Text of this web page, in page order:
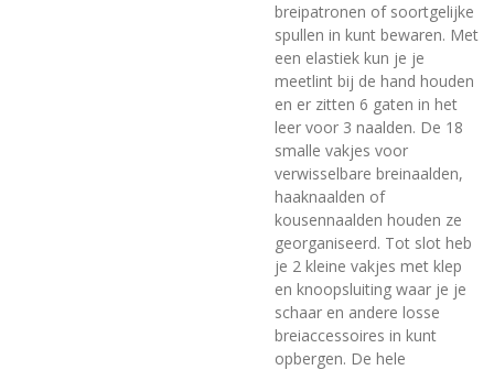
breipatronen of soortgelijke
spullen in kunt bewaren. Met
een elastiek kun je je
meetlint bij de hand houden
en er zitten 6 gaten in het
leer voor 3 naalden. De 18
smalle vakjes voor
verwisselbare breinaalden,
haaknaalden of
kousennaalden houden ze
georganiseerd. Tot slot heb
je 2 kleine vakjes met klep
en knoopsluiting waar je je
schaar en andere losse
breiaccessoires in kunt
opbergen. De hele